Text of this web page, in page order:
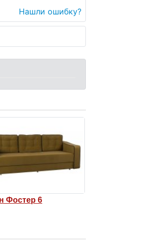
Нашли ошибку?
Диван Фостер